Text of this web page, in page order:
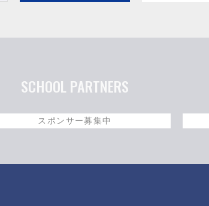
SCHOOL PARTNERS
スポンサー募集中